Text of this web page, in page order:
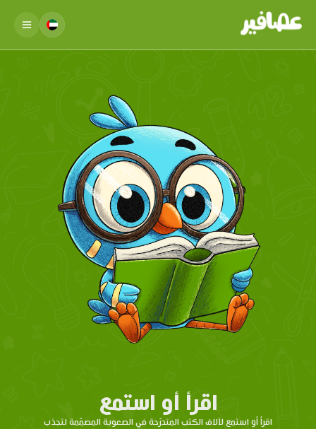
اقرأ أو استمع
اقرأ أو استمع لآلاف الكتب المتدرّحة في الصعوبة المصمّمة لتجذب